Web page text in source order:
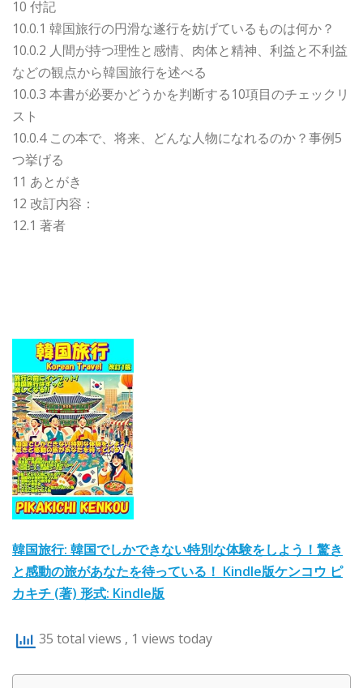
10 付記
10.0.1 韓国旅行の円滑な遂行を妨げているものは何か？
10.0.2 人間が持つ理性と感情、肉体と精神、利益と不利益
などの観点から韓国旅行を述べる
10.0.3 本書が必要かどうかを判断する10項目のチェックリ
スト
10.0.4 この本で、将来、どんな人物になれるのか？事例5
つ挙げる
11 あとがき
12 改訂内容：
12.1 著者
韓国旅行: 韓国でしかできない特別な体験をしよう！驚き
と感動の旅があなたを待っている！ Kindle版ケンコウ ピ
カキチ (著) 形式: Kindle版
35 total views , 1 views today